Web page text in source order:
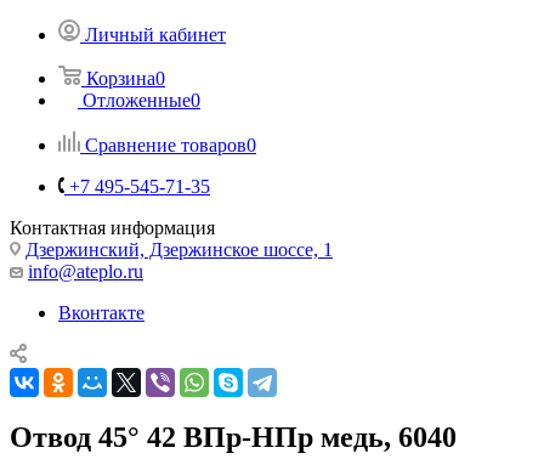
Личный кабинет
Корзина0
Отложенные0
Сравнение товаров0
+7 495-545-71-35
Контактная информация
Дзержинский, Дзержинское шоссе, 1
info@ateplo.ru
Вконтакте
Отвод 45° 42 ВПр-HПр медь, 6040